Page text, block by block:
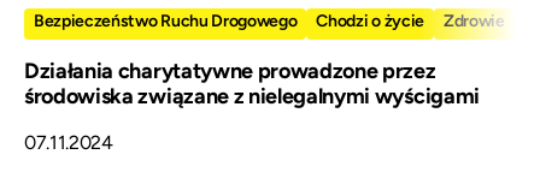
Bezpieczeństwo Ruchu Drogowego Chodzi o życie Zdrowie
Działania charytatywne prowadzone przez
środowiska związane z nielegalnymi wyścigami
07.11.2024